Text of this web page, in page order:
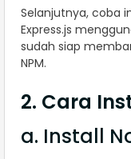
Selanjutnya, coba
Express.js
sudah siap
NPM.
2. Cara
a. Install